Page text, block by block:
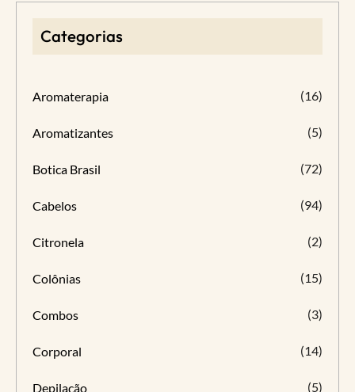
Categorias
Aromaterapia (16)
Aromatizantes (5)
Botica Brasil (72)
Cabelos (94)
Citronela (2)
Colônias (15)
Combos (3)
Corporal (14)
Depilação (5)